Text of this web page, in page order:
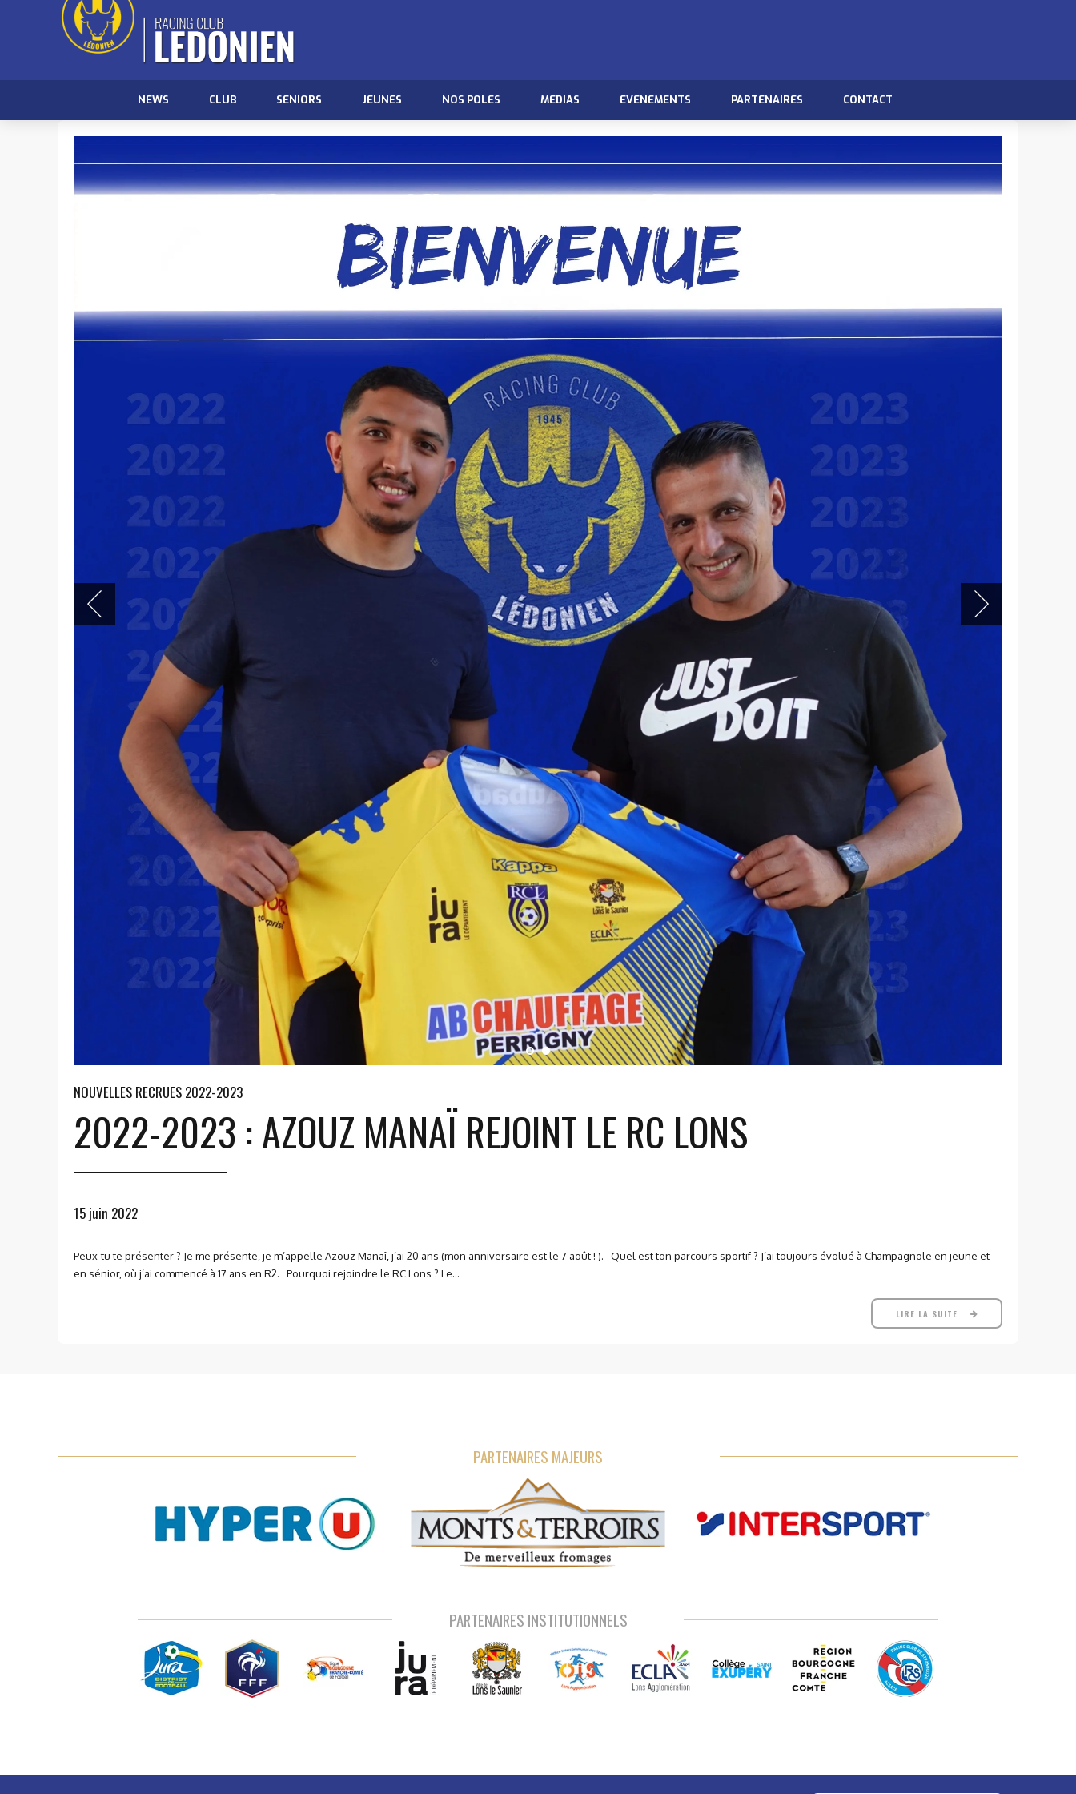
NEWS CLUB SENIORS JEUNES NOS POLES MEDIAS EVENEMENTS PARTENAIRES CONTACT
NOUVELLES RECRUES 2022-2023
2022-2023 : AZOUZ MANAÏ REJOINT LE RC LONS
15 juin 2022
Peux-tu te présenter ? Je me présente, je m’appelle Azouz Manaî, j’ai 20 ans (mon anniversaire est le 7 août ! ). Quel est ton parcours sportif ? J’ai toujours évolué à Champagnole en jeune et
en sénior, où j’ai commencé à 17 ans en R2. Pourquoi rejoindre le RC Lons ? Le...
LIRE LA SUITE
PARTENAIRES MAJEURS
PARTENAIRES INSTITUTIONNELS